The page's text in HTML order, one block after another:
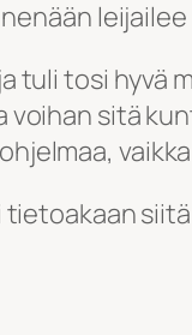
tosi hyvä
sitä